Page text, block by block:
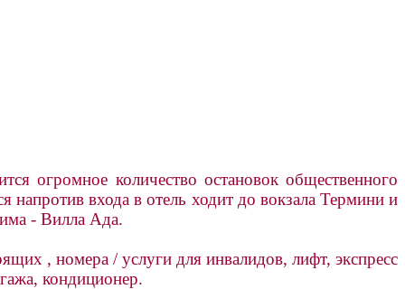
огромное количество остановок общественного
напротив входа в отель ходит до вокзала Термини и
- Вилла Ада.
, номера / услуги для инвалидов, лифт, экспресс
кондиционер.